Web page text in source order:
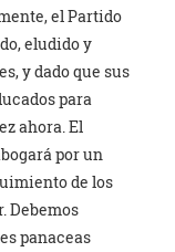
el Partido
eludido y
y dado que sus
para
ahora. El
por un
de los
Debemos
panaceas